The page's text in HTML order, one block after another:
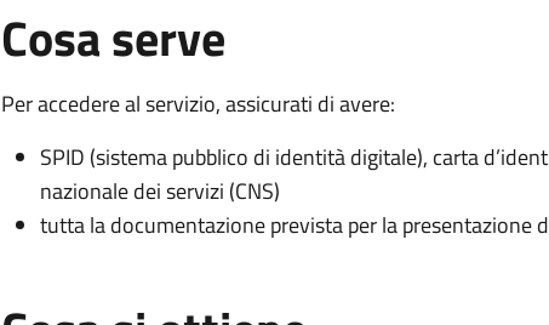
Cosa serve
Per accedere al servizio, assicurati di avere:
SPID (sistema pubblico di identità digitale), carta
nazionale dei servizi (CNS)
tutta la documentazione prevista per la presentazione